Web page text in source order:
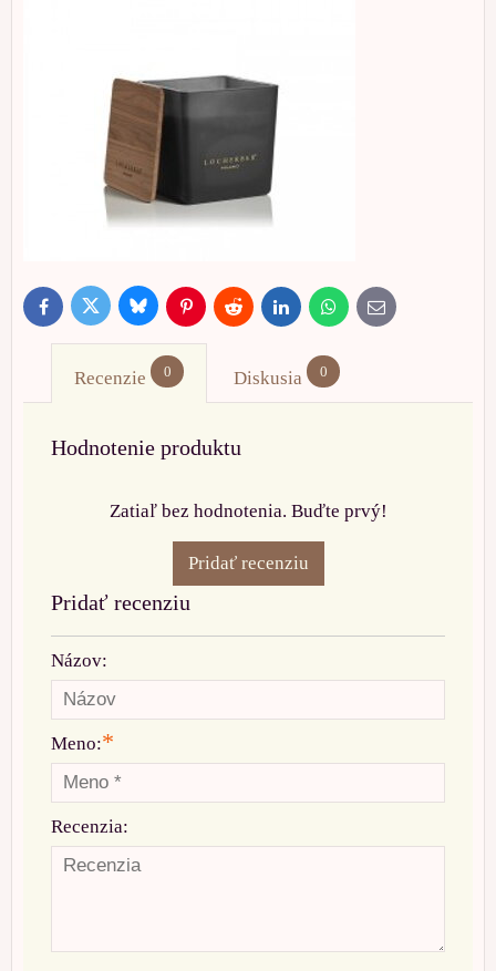
FacebookTwitter BlueskyPinterestReddit LinkedInWhatsApp
E-
mail
Recenzie 0 Diskusia 0
Hodnotenie produktu
Zatiaľ bez hodnotenia. Buďte prvý!
Pridať recenziu
Pridať recenziu
Názov:
Meno:*
Recenzia: